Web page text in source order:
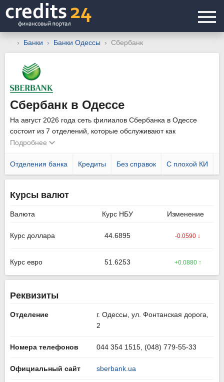
Банки Банки Одессы Сбербанк
Сбербанк в Одессе
На август 2026 года сеть филиалов Сбербанка в Одессе
состоит из 7 отделений, которые обслуживают как
физических, так и юридических лиц. Уточнить график работы
044 354 1515.
Подробнее
Отделения банка Кредиты Без справок С плохой КИ
Курсы валют
Валюта Курс НБУ Изменение
Курс доллара 44.6895 -0.0590 ↓
Курс евро 51.6253 +0.0880 ↑
Реквизиты
Отделение
г. Одессы, ул. Фонтанская дорога,
2
Номера телефонов 044 354 1515, (048) 779-55-33
Официальный сайт sberbank.ua